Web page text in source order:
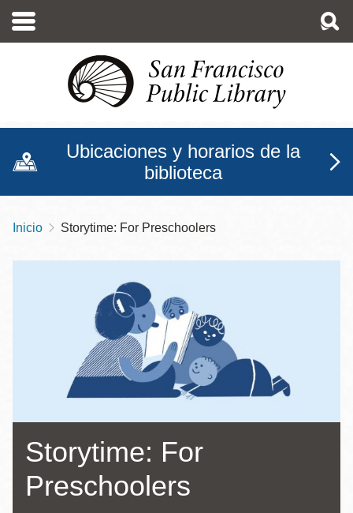
contenido
Ubicaciones y horarios de la
biblioteca
Sobrescribir
enlaces
navegación
Inicio Storytime: For Preschoolers
Storytime: For
Preschoolers